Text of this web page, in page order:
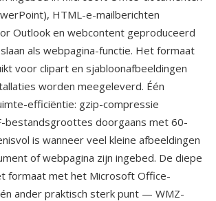
HTML-e-mailberichten
Outlook en webcontent geproduceerd
als webpagina-functie. Het formaat
voor clipart en sjabloonafbeeldingen
worden meegeleverd. Één
efficiëntie: gzip-compressie
bestandsgroottes doorgaans met 60-
is wanneer veel kleine afbeeldingen
of webpagina zijn ingebed. De diepe
formaat met het Microsoft Office-
ander praktisch sterk punt — WMZ-